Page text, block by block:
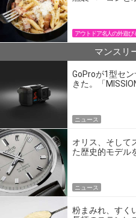
アウトドア名人の外遊び
マンスリ
GoProが1型セ
きた。「
ニュース
オリス、そして
た歴史的モデル
ニュース
粉まみれ、すく